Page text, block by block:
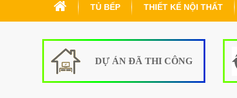
TỦ BẾP THIẾT KẾ NỘI THẤT
DỰ ÁN ĐÃ THI CÔNG